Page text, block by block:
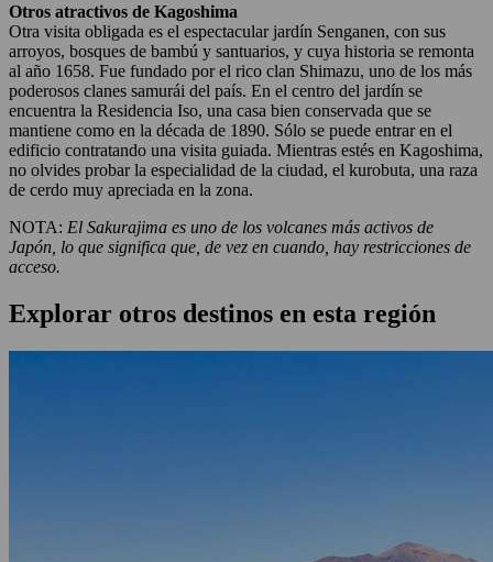
Otros atractivos de Kagoshima
Otra visita obligada es el espectacular jardín Senganen, con sus
arroyos, bosques de bambú y santuarios, y cuya historia se remonta
al año 1658. Fue fundado por el rico clan Shimazu, uno de los más
poderosos clanes samurái del país. En el centro del jardín se
encuentra la Residencia Iso, una casa bien conservada que se
mantiene como en la década de 1890. Sólo se puede entrar en el
edificio contratando una visita guiada. Mientras estés en Kagoshima,
no olvides probar la especialidad de la ciudad, el kurobuta, una raza
de cerdo muy apreciada en la zona.
NOTA: El Sakurajima es uno de los volcanes más activos de
Japón, lo que significa que, de vez en cuando, hay restricciones de
acceso.
Explorar otros destinos en esta región